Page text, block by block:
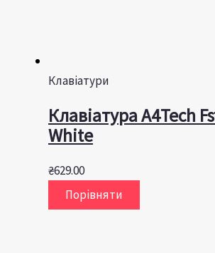
Клавіатури
Клавіатура A4Tech
White
₴629.00
Порівняти